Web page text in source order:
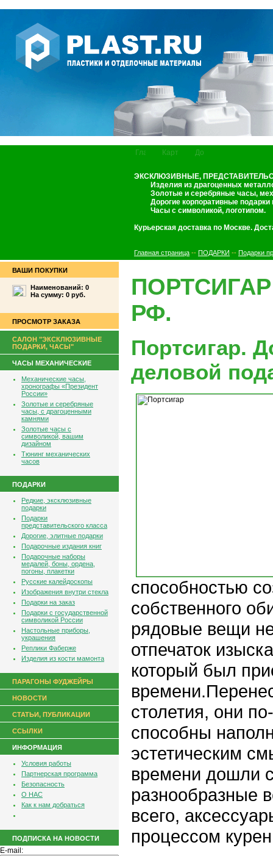
ЭКСКЛЮЗИВНЫЕ,
Изделия из драгоценных
Золотые и серебряные часы,
Дорогие корпоративные подарки
Часы с символикой, логотипом.
Курьерская доставка по Москве.
Главная страница -- ПОДАРКИ -- Подарки
ВАШИ ПОКУПКИ
Наименований: 0
На сумму: 0 руб.
ПРОСМОТР ЗАКАЗА
САЛОН "ЭКСКЛЮЗИВНЫЕ
ПОДАРКИ, ЧАСЫ"
ЧАСЫ МЕХАНИЧЕСКИЕ
Механические часы,
хронографы «Президент
России»
Золотые и серебряные
часы, с драгоценными
камнями
Золотые часы с
символикой, вашим
дизайном
Тюнинг механических
часов
ПОДАРКИ
Редкие, эксклюзивные
подарки
Подарки
представительского класса
Дорогие, элитные подарки
Подарочные издания книг
Подарочные наборы
медалей, боны, ордена,
погоны, плакетки
Русские калейдоскопы
Изображения внутри стекла
Подарки на заказ
Подарки с государственной
символикой России
Настольные приборы,
украшения
Реплики Фаберже
Изделия из кости мамонта
ПАРАГОНЫ ФУДЖЕЙРЫ
НОВОСТИ
СТАТЬИ, ПУБЛИКАЦИИ
ССЫЛКИ
ИНФОРМАЦИЯ
Условия работы
Партнерская программа
Безопасность
О НАС
Как к нам добраться
ПОДПИСКА НА НОВОСТИ
E-mail:
РФ.
Портсигар.
деловой
способностью
собственного
рядовые вещи
отпечаток
который был
столетия, они
способны
эстетическим
времени дошли
разнообразные
всего,
процессом